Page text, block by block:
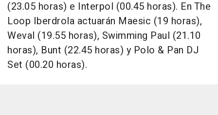
(23.05 horas) e Interpol (00.45 horas). En The
Loop Iberdrola actuarán Maesic (19 horas),
Weval (19.55 horas), Swimming Paul (21.10
horas), Bunt (22.45 horas) y Polo & Pan DJ
Set (00.20 horas).